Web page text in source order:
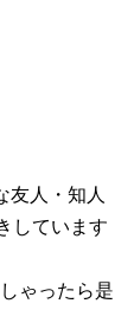
友人・知人
しています
ゃったら是